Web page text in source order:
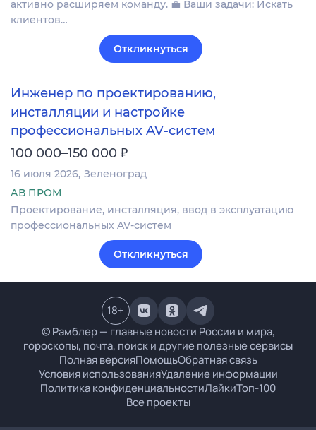
активно расширяем команду. 💼 Ваши задачи: Искать
клиентов…
Откликнуться
Инженер по проектированию,
инсталляции и настройке
профессиональных AV-систем
100 000–150 000 ₽
16 июля 2026 Зеленоград
АВ ПРОМ
Проектирование, инсталляция, ввод в эксплуатацию
профессиональных AV-систем
Откликнуться
© Рамблер — главные новости России и мира,
гороскопы, почта, поиск и другие полезные сервисы
Полная версияПомощьОбратная связь
Условия использованияУдаление информации
Политика конфиденциальностиЛайкиТоп-100
Все проекты
18+